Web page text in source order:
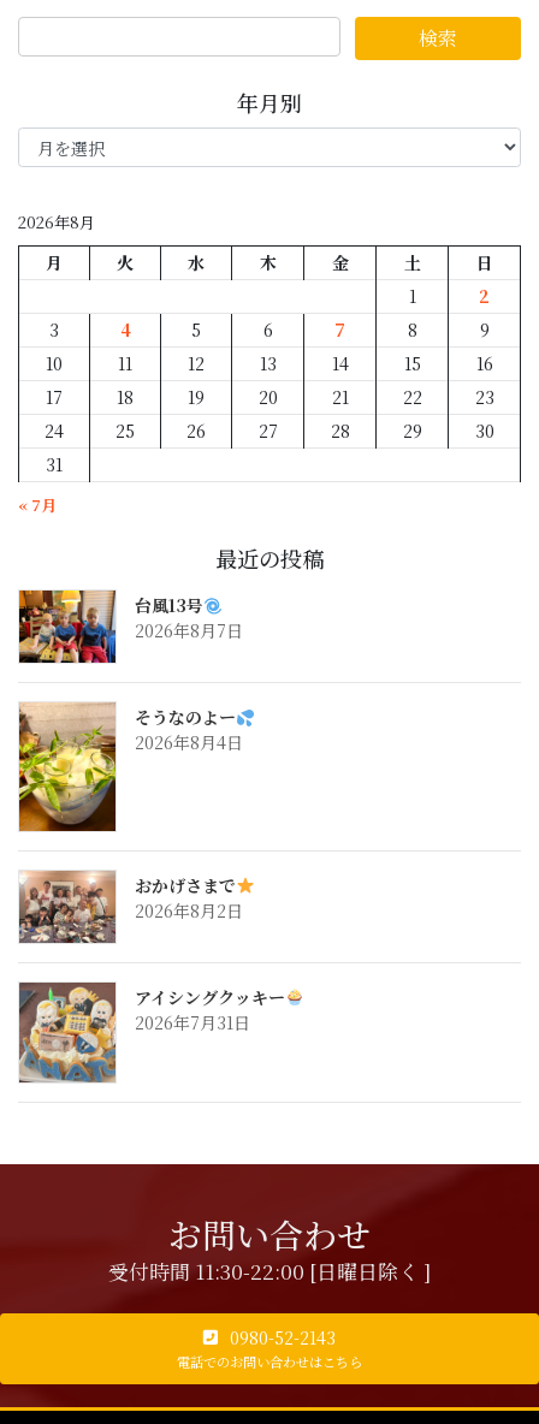
年月別
年
月
2026年8月
月 火 水 木 金 土
日
1
2
3
4 5 6 7 8
9
10
11 12 13 14 15
16
17
18 19 20 21 22
23
24
25 26 27 28 29
30
31
« 7月
最近の投稿
台風13号
2026年8月7日
そうなのよー
2026年8月4日
おかげさまで
2026年8月2日
アイシングクッキー
2026年7月31日
お問い合わせ
受付時間 11:30-22:00 [日曜日除く ]
0980-52-2143
電話でのお問い合わせはこちら